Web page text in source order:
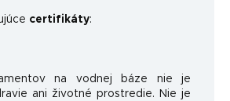
certifikáty:
na vodnej báze nie je
ani životné prostredie. Nie je